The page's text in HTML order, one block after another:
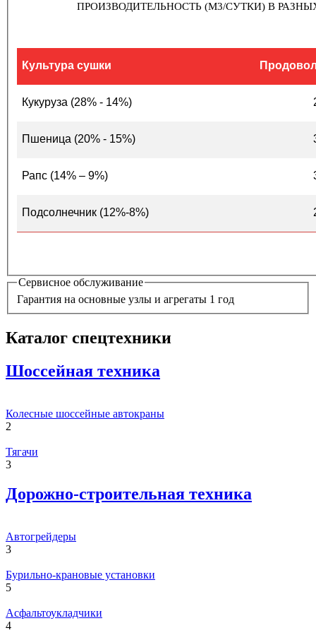
ПРОИЗВОДИТЕЛЬНОСТЬ (М3/СУТКИ) В
Культура сушки
Кукуруза (28% - 14%)
Пшеница (20% - 15%)
Рапс (14% – 9%)
Подсолнечник (12%-8%)
Сервисное обслуживание
Гарантия на основные узлы и агрегаты 1 год
Каталог спецтехники
Шоссейная техника
Колесные шоссейные автокраны
2
Тягачи
3
Дорожно-строительная техника
Автогрейдеры
3
Бурильно-крановые установки
5
Асфальтоукладчики
4